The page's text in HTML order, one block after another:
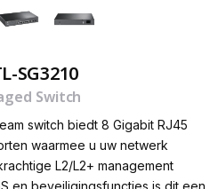
SG3210
Switch
switch biedt 8 Gigabit RJ45
waarmee u uw netwerk
L2/L2+ management